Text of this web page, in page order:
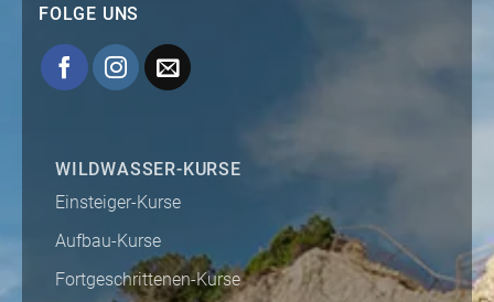
FOLGE UNS
WILDWASSER-KURSE
Einsteiger-Kurse
Aufbau-Kurse
Fortgeschrittenen-Kurse